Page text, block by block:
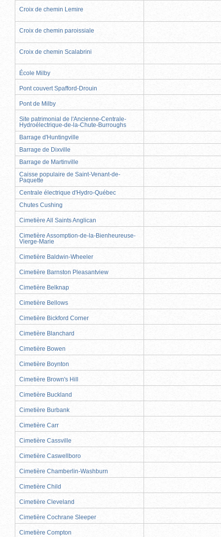
Croix de chemin Lemire
Croix de chemin paroissiale
Croix de chemin Scalabrini
École Milby
Pont couvert Spafford-Drouin
Pont de Milby
Site patrimonial de l'Ancienne-Centrale-
Hydroélectrique-de-la-Chute-Burroughs
Barrage d'Huntingville
Barrage de Dixville
Barrage de Martinville
Caisse populaire de Saint-Venant-de-
Paquette
Centrale électrique d'Hydro-Québec
Chutes Cushing
Cimetière All Saints Anglican
Cimetière Assomption-de-la-Bienheureuse-
Vierge-Marie
Cimetière Baldwin-Wheeler
Cimetière Barnston Pleasantview
Cimetière Belknap
Cimetière Bellows
Cimetière Bickford Corner
Cimetière Blanchard
Cimetière Bowen
Cimetière Boynton
Cimetière Brown's Hill
Cimetière Buckland
Cimetière Burbank
Cimetière Carr
Cimetière Cassville
Cimetière Caswellboro
Cimetière Chamberlin-Washburn
Cimetière Child
Cimetière Cleveland
Cimetière Cochrane Sleeper
Cimetière Compton